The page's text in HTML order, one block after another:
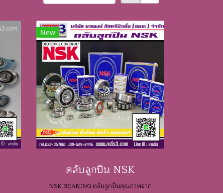
New
ตลับลูกปืน NSK
NSK BEARING ตลับลูกปืนคุณภาพจาก